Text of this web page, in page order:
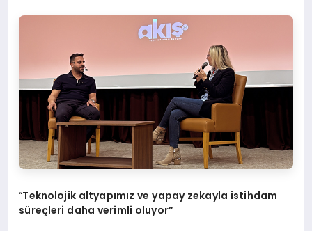
“Teknolojik altyapımız ve yapay zekayla istihdam
süreçleri daha verimli oluyor”